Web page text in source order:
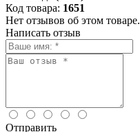
Код товара: 1651
Нет отзывов об этом товаре.
Написать отзыв
Отправить